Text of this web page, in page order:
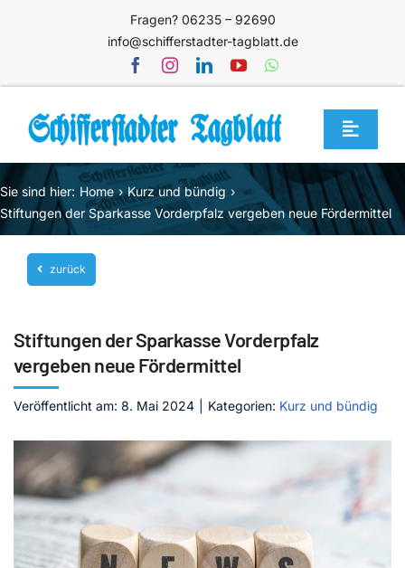
Fragen? 06235 – 92690
info@schifferstadter-tagblatt.de
Toggle
Home
Themen
Blog
Unternehmen
Mediathek
Jetzt abonnieren
Sie sind hier: Home
Kurz und bündig
Stiftungen der Sparkasse Vorderpfalz vergeben neue Fördermittel
zurück
Stiftungen der Sparkasse Vorderpfalz
vergeben neue Fördermittel
Veröffentlicht am: 8. Mai 2024 Kategorien: Kurz und bündig